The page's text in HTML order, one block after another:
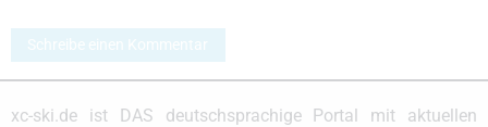
Schreibe einen Kommentar
xc-ski.de ist DAS deutschsprachige Portal mit aktuellen